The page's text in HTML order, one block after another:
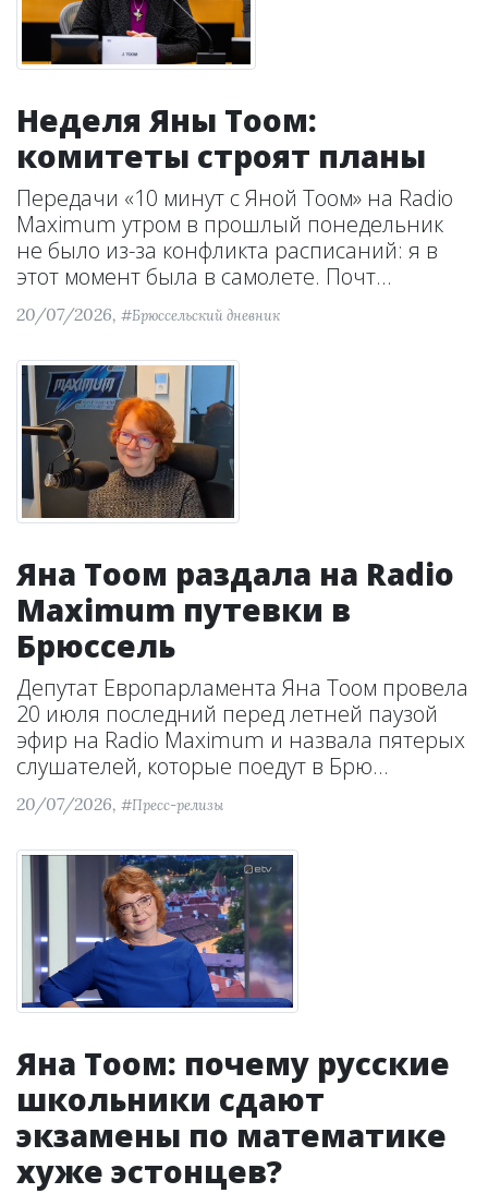
Неделя Яны Тоом:
комитеты строят планы
Передачи «10 минут с Яной Тоом» на Radio
Maximum утром в прошлый понедельник
не было из-за конфликта расписаний: я в
этот момент была в самолете. Почт...
20/07/2026, #Брюссельский дневник
Яна Тоом раздала на Radio
Maximum путевки в
Брюссель
Депутат Европарламента Яна Тоом провела
20 июля последний перед летней паузой
эфир на Radio Maximum и назвала пятерых
слушателей, которые поедут в Брю...
20/07/2026, #Пресс-релизы
Яна Тоом: почему русские
школьники сдают
экзамены по математике
хуже эстонцев?